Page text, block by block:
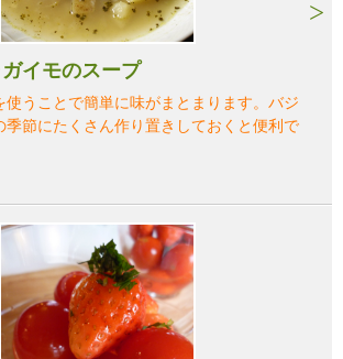
イモのスープ
使うことで簡単に味がまとまります。バジ
季節にたくさん作り置きしておくと便利で